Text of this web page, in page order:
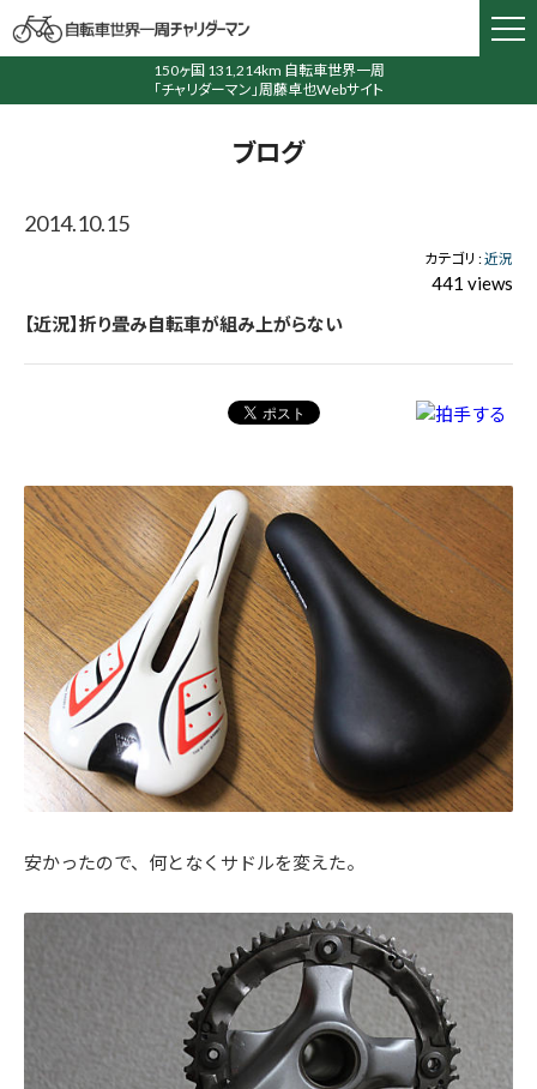
150ヶ国 131,214km 自転車世界一周
「チャリダーマン」周藤卓也Webサイト
ブログ
2014.10.15
カテゴリ :近況
441 views
【近況】折り畳み自転車が組み上がらない
安かったので、何となくサドルを変えた。